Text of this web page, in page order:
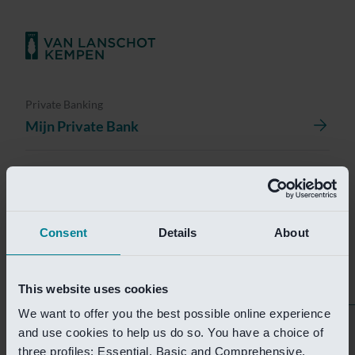
Consent Details About
This website uses cookies
We want to offer you the best possible online experience
and use cookies to help us do so. You have a choice of
three profiles: Essential, Basic and Comprehensive.
Private Banking
Mijn Private Bank
Investment Banking
Van Lanschot Kempen Research
Helaas is deze pagina